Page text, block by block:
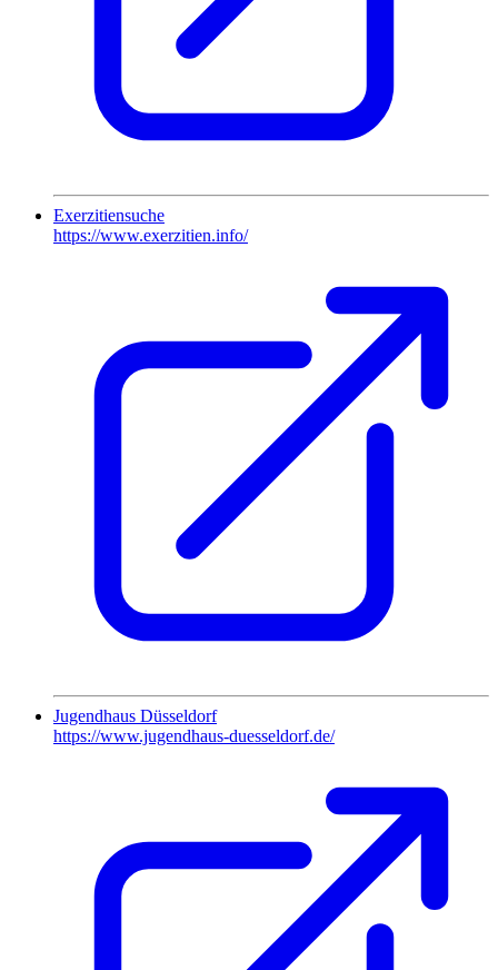
Exerzitiensuche
https://www.exerzitien.info/
Jugendhaus Düsseldorf
https://www.jugendhaus-duesseldorf.de/